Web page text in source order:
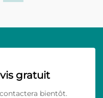
gratuit
bientôt.